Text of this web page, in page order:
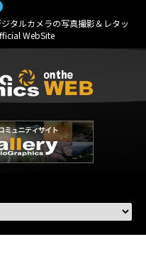
タルカメラの写真撮影＆レタッ
WebSite